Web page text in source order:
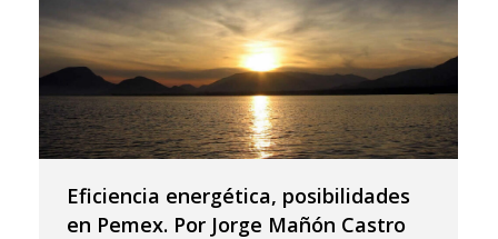
Eficiencia energética, posibilidades
en Pemex. Por Jorge Mañón Castro